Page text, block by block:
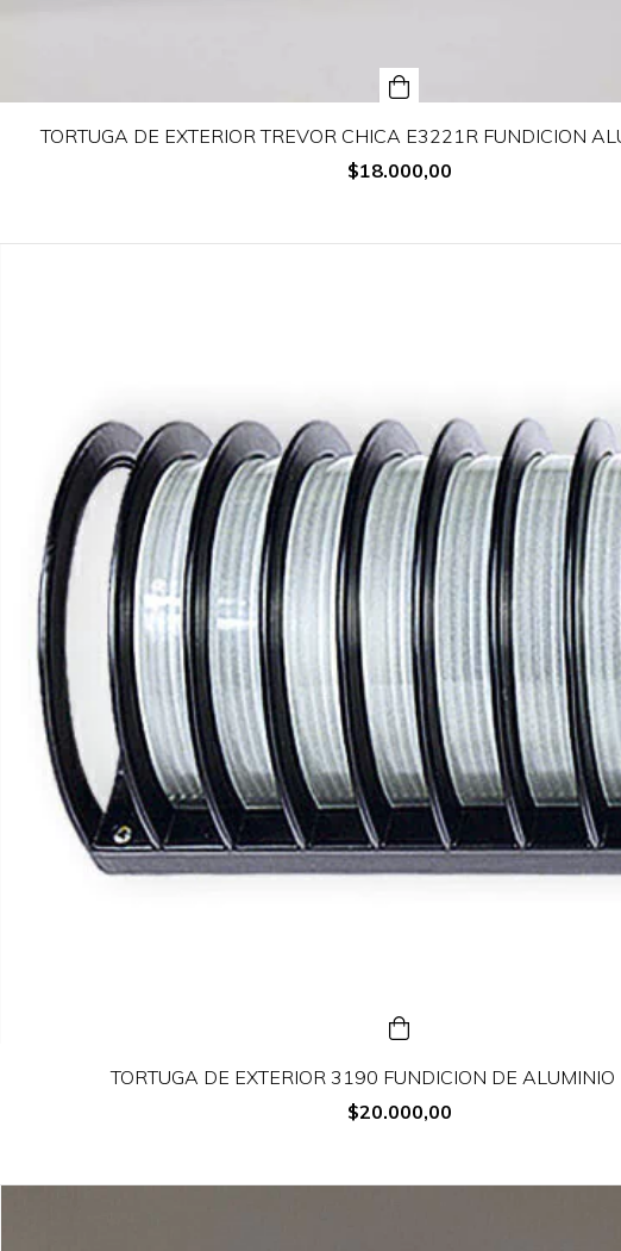
TORTUGA DE EXTERIOR TREVOR CHICA E3221R FUNDICION
$18.000,00
TORTUGA DE EXTERIOR 3190 FUNDICION DE ALUMINIO
$20.000,00